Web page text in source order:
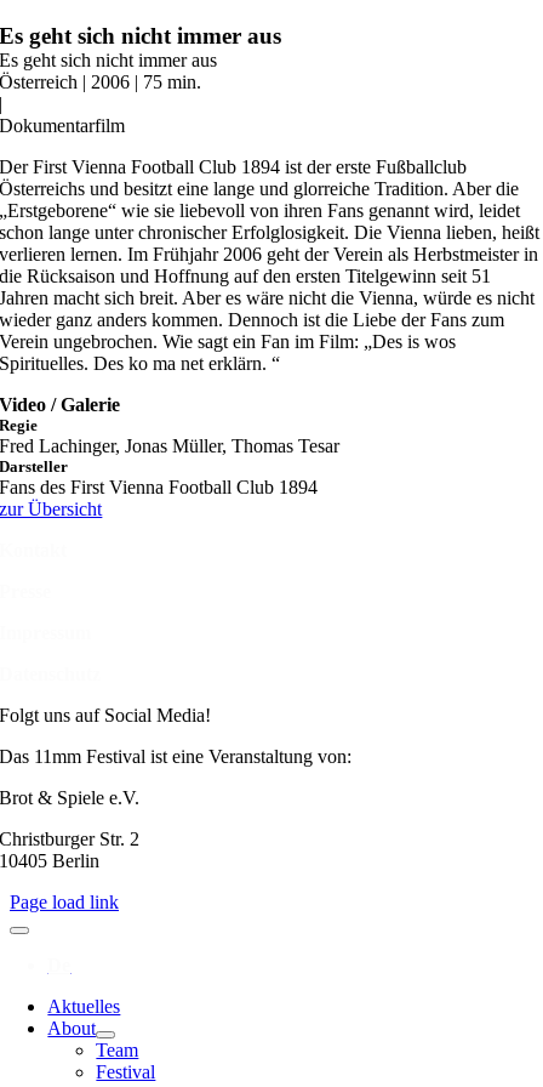
Zum
Inhalt
springen
Es geht sich nicht immer aus
Es geht sich nicht immer aus
Österreich | 2006 | 75 min.
|
Dokumentarfilm
Der First Vienna Football Club 1894 ist der erste Fußballclub
Österreichs und besitzt eine lange und glorreiche Tradition. Aber die
„Erstgeborene“ wie sie liebevoll von ihren Fans genannt wird, leidet
schon lange unter chronischer Erfolglosigkeit. Die Vienna lieben, heißt
verlieren lernen. Im Frühjahr 2006 geht der Verein als Herbstmeister in
die Rücksaison und Hoffnung auf den ersten Titelgewinn seit 51
Jahren macht sich breit. Aber es wäre nicht die Vienna, würde es nicht
wieder ganz anders kommen. Dennoch ist die Liebe der Fans zum
Verein ungebrochen. Wie sagt ein Fan im Film: „Des is wos
Spirituelles. Des ko ma net erklärn. “
Video / Galerie
Regie
Fred Lachinger, Jonas Müller, Thomas Tesar
Darsteller
Fans des First Vienna Football Club 1894
zur Übersicht
Folgt uns auf Social Media!
Das 11mm Festival ist eine Veranstaltung von:
Brot & Spiele e.V.
Christburger Str. 2
10405 Berlin
Page load link
Aktuelles
About
Team
Festival